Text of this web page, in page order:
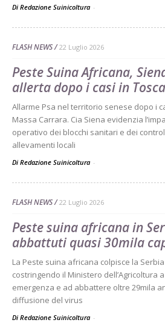
Di Redazione Suinicoltura -
FLASH NEWS 22 Luglio 2026
Peste Suina Africana,
allerta dopo i casi in
Allarme Psa nel territorio senese dopo i
Massa Carrara. Cia Siena evidenzia
operativo dei blocchi sanitari e dei
allevamenti locali
Di Redazione Suinicoltura -
FLASH NEWS 22 Luglio 2026
Peste suina africana in
abbattuti quasi 30mila
La Peste suina africana colpisce la
costringendo il Ministero dell’Agricoltura
emergenza e ad abbattere oltre 29mila
diffusione del virus
Di Redazione Suinicoltura -